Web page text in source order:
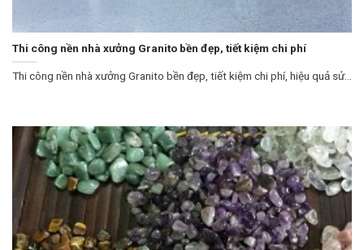
Thi công nền nhà xưởng Granito bền đẹp, tiết kiệm chi phí
Thi công nền nhà xưởng Granito bền đẹp, tiết kiệm chi phí, hiệu quả sử...